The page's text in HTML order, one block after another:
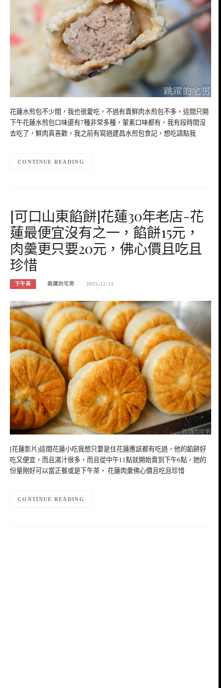
花蓮水煎包不少間，我也很愛吃，不過有賣鮮肉水煎包不多，這間只開
下午花蓮水煎包口味還有7種非常多種，葷素口味都有，我有段時間沒
去吃了，鮮肉真喜歡，我之前有寫過建昌水煎包食記，想吃請點我
CONTINUE READING
[可口山東餡餅]花蓮30年老店-花
蓮最便宜沒有之一，餡餅15元，
肉羹更只要20元，佛心價且吃且
珍惜
下午茶 跳躍的宅男 2025-12-15
[花蓮影片)這間花蓮小吃我想只要是住花蓮應該都有吃過，他的餡餅好
吃又便宜，而且湯汁很多，而且從中午11點就開始賣到下午6點，她的
份量剛好可以當正餐或是下午茶， 花蓮肉羹佛心價且吃且珍惜
CONTINUE READING